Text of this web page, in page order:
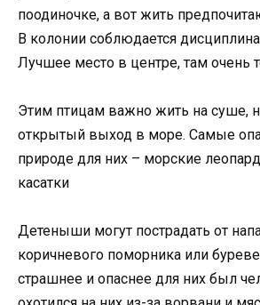
поодиночке, а вот жить
В колонии соблюдается
Лучшее место в центре, там очень
Этим птицам важно жить на суше,
открытый выход в море. Самые
природе для них – морские
касатки
Детеныши могут пострадать от
коричневого поморника или
страшнее и опаснее для них был